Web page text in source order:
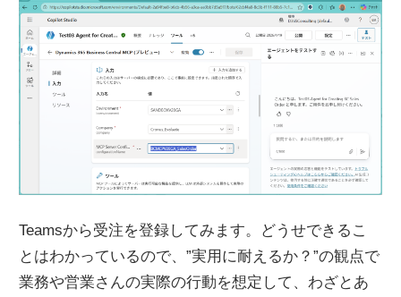
Teamsから受注を登録してみます。どうせできるこ
とはわかっているので、”実用に耐えるか？”の観点で
業務や営業さんの実際の行動を想定して、わざとあ